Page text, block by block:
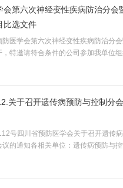
公司92113.63此次比选结果公示期为
以上公示有异议，请及时以口头或书面
会第六次神经变性疾病防治分会
比选文件
防医学会第六次神经变性疾病防治分
特邀请符合条件的公司参加我单位
省预防医学会二、比选对象要求(一)入
；(三)具备一定资金实力，可以垫资
议服务预算不超过15万元（不含场地
关于召开遗传病预防与控制分
号四川省预防医学会关于召开遗传
的通知各相关单位：遗传病预防与
预防与控制分会第二届委员会换届改